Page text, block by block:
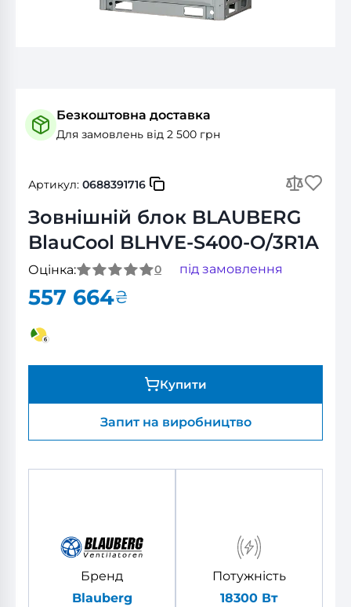
Безкоштовна доставка
Для замовлень від 2 500 грн
Артикул: 0688391716
Зовнішній блок BLAUBERG
BlauCool BLHVE-S400-O/3R1A
Оцінка: 0 під замовлення
557 664₴
Купити
Запит на виробництво
Бренд
Blauberg
Потужність
18300 Вт